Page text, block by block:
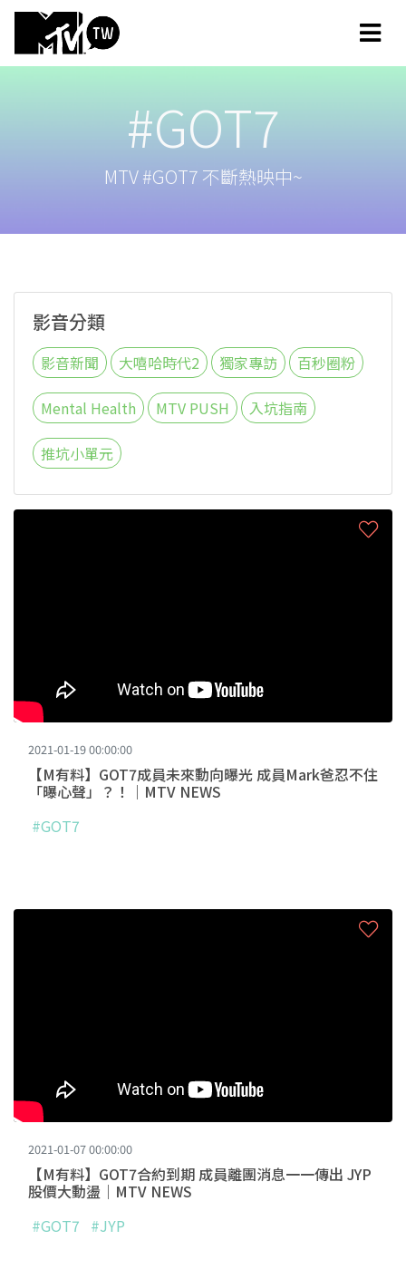
#GOT7
MTV #GOT7 不斷熱映中~
影音分類
影音新聞 大嘻哈時代2 獨家專訪 百秒圈粉
Mental Health MTV PUSH 入坑指南
推坑小單元
2021-01-19 00:00:00
【M有料】GOT7成員未來動向曝光 成員Mark爸忍不住
「曝心聲」？！｜MTV NEWS
#GOT7
2021-01-07 00:00:00
【M有料】GOT7合約到期 成員離團消息一一傳出 JYP
股價大動盪｜MTV NEWS
#GOT7 #JYP